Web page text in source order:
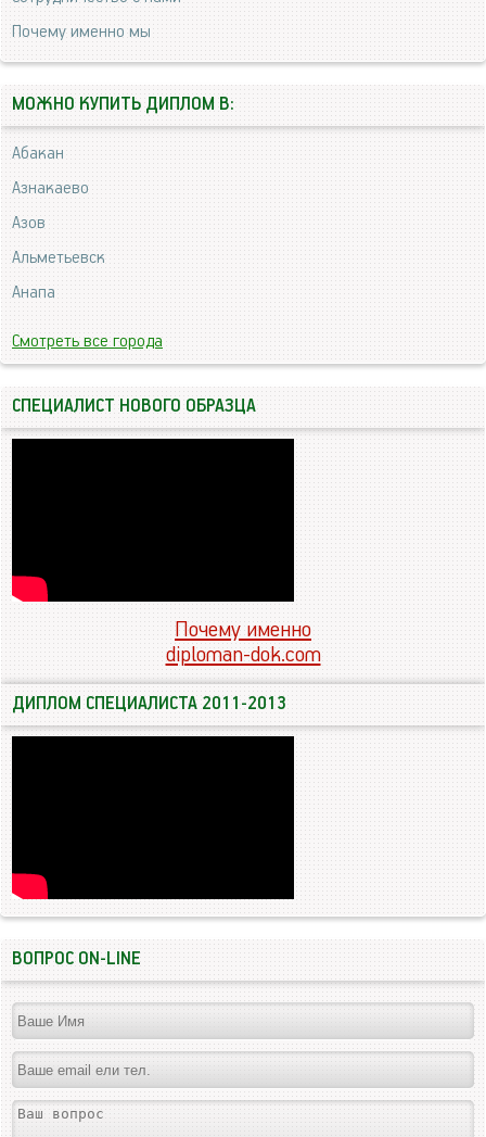
Почему именно мы
МОЖНО КУПИТЬ ДИПЛОМ В:
Абакан
Азнакаево
Азов
Альметьевск
Анапа
Смотреть все города
СПЕЦИАЛИСТ НОВОГО ОБРАЗЦА
Почему именно
diploman-dok.com
ДИПЛОМ СПЕЦИАЛИСТА 2011-2013
ВОПРОС ON-LINE